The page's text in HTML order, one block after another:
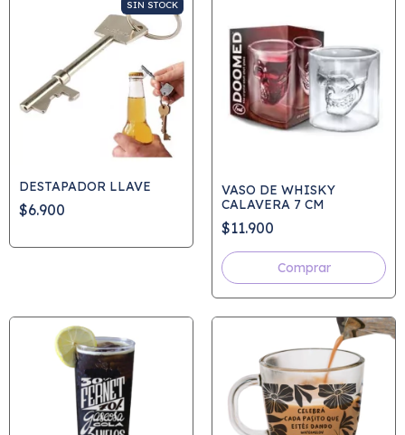
SIN STOCK
DESTAPADOR LLAVE
$6.900
VASO DE WHISKY
CALAVERA 7 CM
$11.900